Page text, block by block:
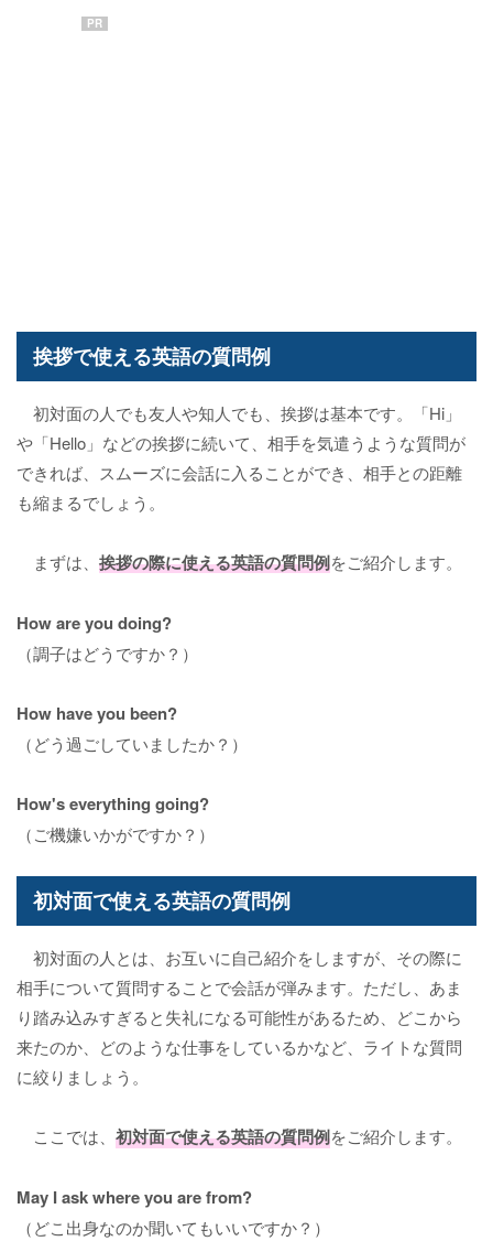
PR
挨拶で使える英語の質問例
初対面の人でも友人や知人でも、挨拶は基本です。「Hi」
や「Hello」などの挨拶に続いて、相手を気遣うような質問が
できれば、スムーズに会話に入ることができ、相手との距離
も縮まるでしょう。
まずは、 挨拶の際に使える英語の質問例をご紹介します。
How are you doing?
（調子はどうですか？）
How have you been?
（どう過ごしていましたか？）
How's everything going?
（ご機嫌いかがですか？）
初対面で使える英語の質問例
初対面の人とは、お互いに自己紹介をしますが、その際に
相手について質問することで会話が弾みます。ただし、あま
り踏み込みすぎると失礼になる可能性があるため、どこから
来たのか、どのような仕事をしているかなど、ライトな質問
に絞りましょう。
ここでは、 初対面で使える英語の質問例をご紹介します。
May I ask where you are from?
（どこ出身なのか聞いてもいいですか？）